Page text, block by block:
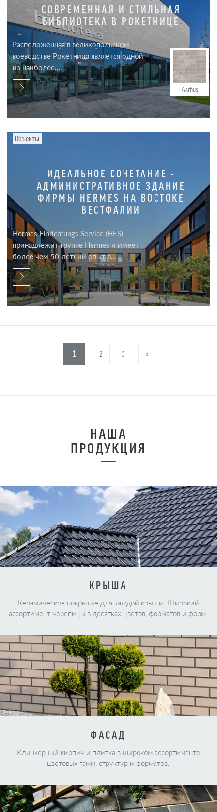
СОВРЕМЕННАЯ И СТИЛЬНАЯ
БИБЛИОТЕКА В РОКЕТНИЦЕ
Расположенная в великопольском
воеводстве Рокетница является одной
из наиболее...
Aarhus
Объекты
ИДЕАЛЬНОЕ СОЧЕТАНИЕ -
АДМИНИСТРАТИВНОЕ ЗДАНИЕ
ФИРМЫ HERMES НА ВОСТОКЕ
ВЕСТФАЛИИ
Hermes Einrichtungs Service (HES)
принадлежит группе Hermes и имеет
более чем 50-летний опыт в...
1 2 3 »
НАША
ПРОДУКЦИЯ
КРЫША
Керамическое покрытие для каждой крыши. Широкий
ассортимент черепицы в десятках цветов, форматов и форм.
ФАСАД
Клинкерный кирпич и плитка в широком ассортименте
цветовых гамм, структур и форматов.